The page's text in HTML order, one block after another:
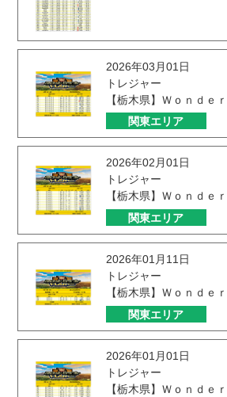
2026年03月01日
トレジャー
【栃木県】Ｗｏｎｄｅ
関東エリア
2026年02月01日
トレジャー
【栃木県】Ｗｏｎｄｅ
関東エリア
2026年01月11日
トレジャー
【栃木県】Ｗｏｎｄｅ
関東エリア
2026年01月01日
トレジャー
【栃木県】Ｗｏｎｄｅ